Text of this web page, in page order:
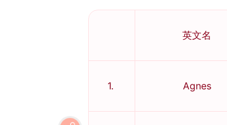
英文名
1. Agnes